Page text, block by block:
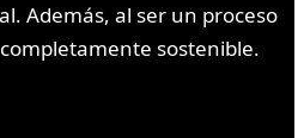
Además, al ser un proceso
sostenible.